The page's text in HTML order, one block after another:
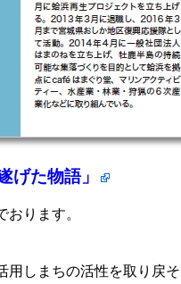
げた物語」
ります。
用しまちの活性を取り戻